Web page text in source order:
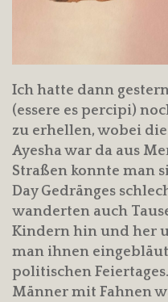
Ich hatte dann
(essere es percipi)
zu erhellen, wobei
Ayesha war da aus
Straßen konnte man
Day Gedränges
wanderten auch
Kindern hin und her
man ihnen
politischen
Männer mit Fahnen